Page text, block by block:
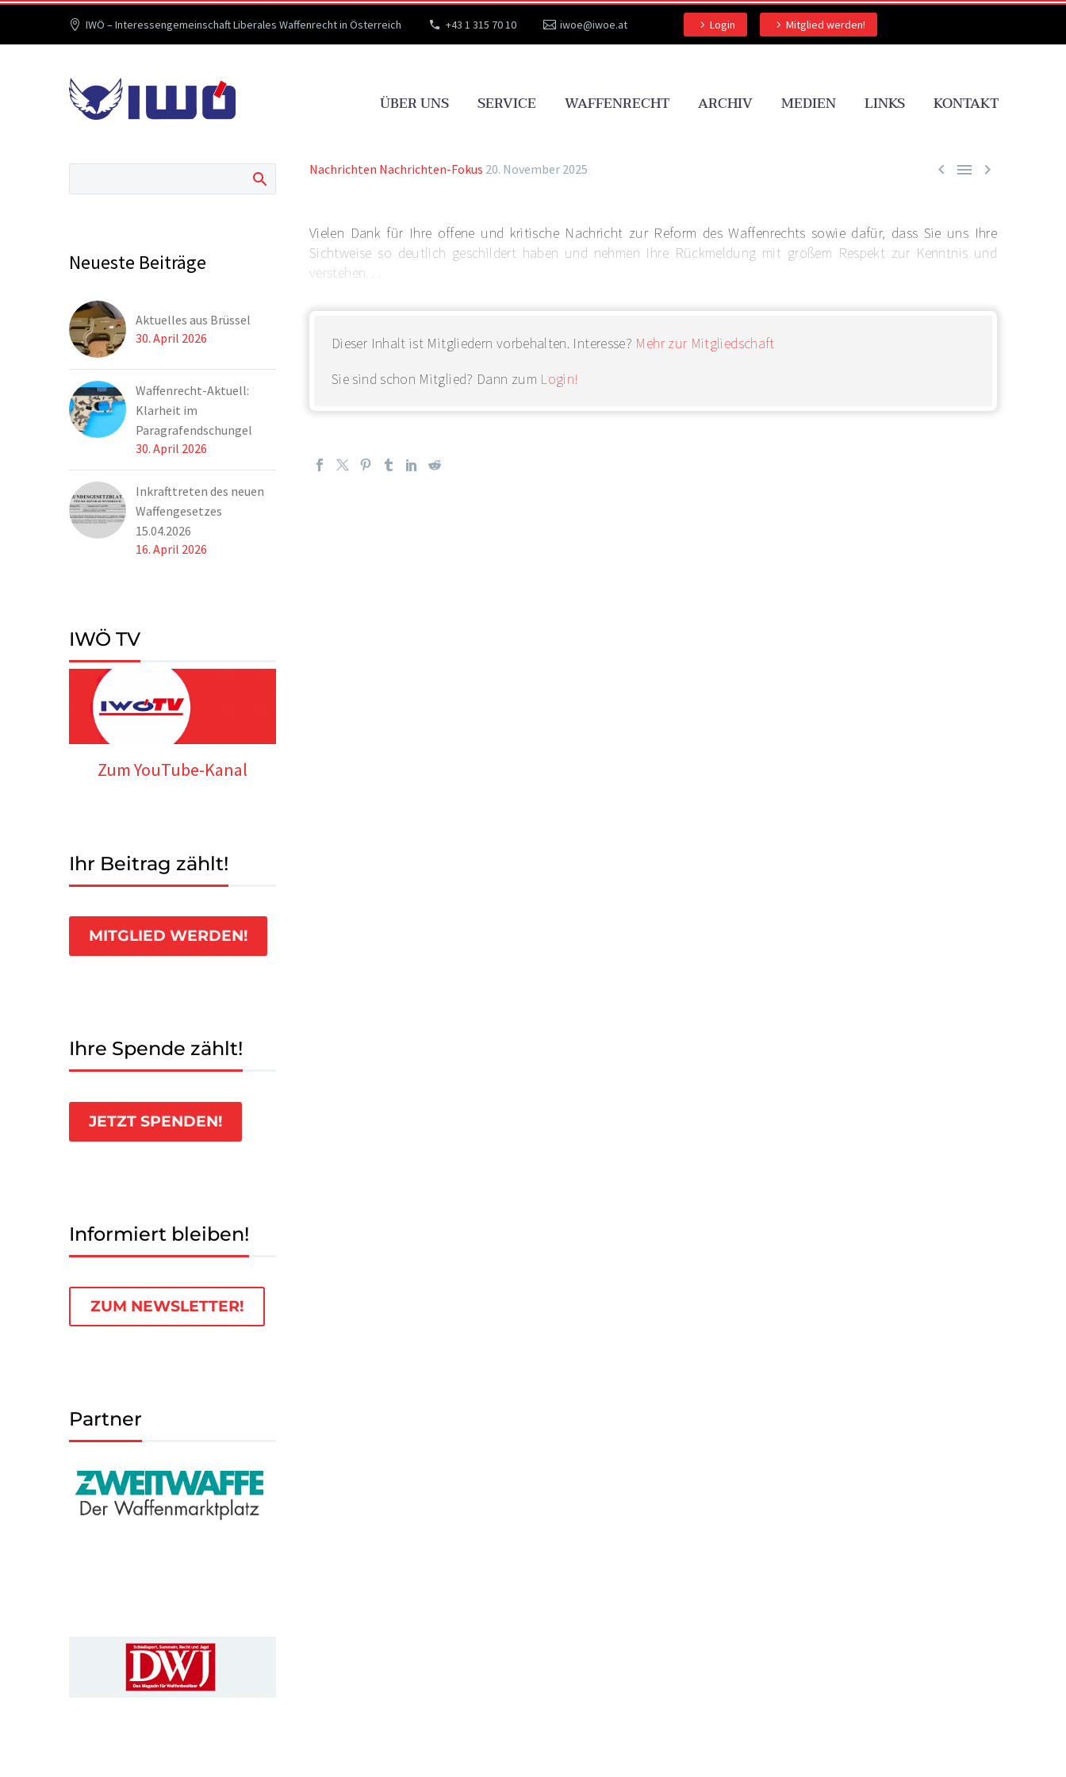
IWÖ – Interessengemeinschaft Liberales Waffenrecht in Österreich +43 1 315 70 10 iwoe@iwoe.at Login Mitglied werden!
ÜBER UNS SERVICE WAFFENRECHT ARCHIV MEDIEN LINKS KONTAKT
  
Nachrichten Nachrichten-Fokus 20. November 2025
Vielen Dank für Ihre offene und kritische Nachricht zur Reform des Waffenrechts sowie dafür, dass Sie uns Ihre
Sichtweise so deutlich geschildert haben und nehmen Ihre Rückmeldung mit großem Respekt zur Kenntnis und
verstehen. . .
Dieser Inhalt ist Mitgliedern vorbehalten. Interesse? Mehr zur Mitgliedschaft
Sie sind schon Mitglied? Dann zum Login!
Neueste Beiträge
Aktuelles aus Brüssel
30. April 2026
Waffenrecht-Aktuell:
Klarheit im
Paragrafendschungel
30. April 2026
Inkrafttreten des neuen
Waffengesetzes
15.04.2026
16. April 2026
IWÖ TV
Zum YouTube-Kanal
Ihr Beitrag zählt!
MITGLIED WERDEN!
Ihre Spende zählt!
JETZT SPENDEN!
Informiert bleiben!
ZUM NEWSLETTER!
Partner